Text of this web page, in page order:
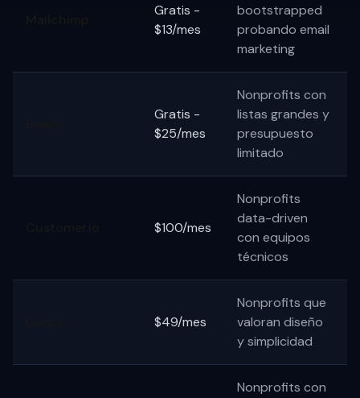
Gratis -
$13/mes
bootstrapped
probando email
marketing
Gratis -
$25/mes
Nonprofits con
listas grandes y
presupuesto
limitado
$100/mes
Nonprofits
data-driven
con equipos
técnicos
$49/mes
Nonprofits que
valoran diseño
y simplicidad
Nonprofits con